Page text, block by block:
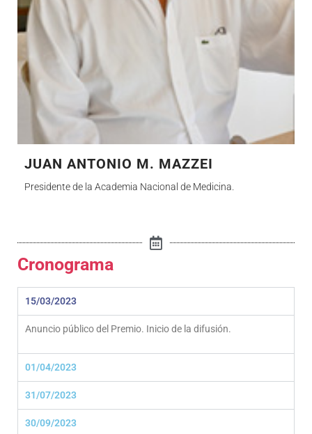
JUAN ANTONIO M. MAZZEI
Presidente de la Academia Nacional de Medicina.
Cronograma
15/03/2023
Anuncio público del Premio. Inicio de la difusión.
01/04/2023
31/07/2023
30/09/2023